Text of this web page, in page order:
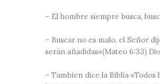
– El hombre siempre busca,
– Buscar no es malo, el Señor
serán añadidas»(Mateo 6:33)
– Tambien dice la Biblia «Todos